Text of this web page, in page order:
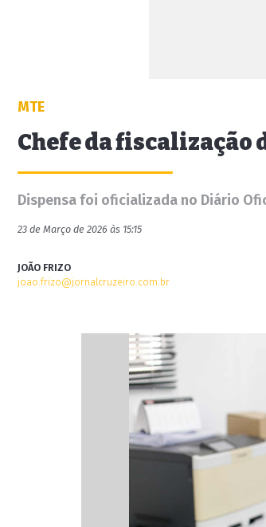
MTE
Chefe da fiscalização
Dispensa foi oficializada no Diário
23 de Março de 2026 às 15:15
JOÃO FRIZO
joao.frizo@jornalcruzeiro.com.br